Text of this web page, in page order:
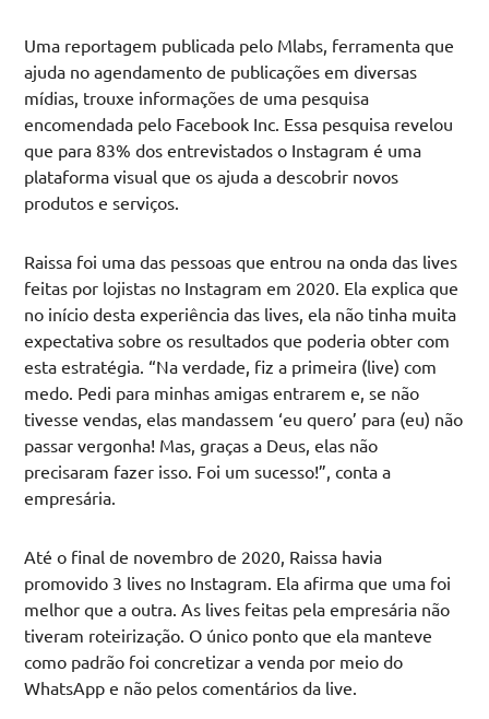
Uma reportagem publicada pelo Mlabs, ferramenta que
ajuda no agendamento de publicações em diversas
mídias, trouxe informações de uma pesquisa
encomendada pelo Facebook Inc. Essa pesquisa revelou
que para 83% dos entrevistados o Instagram é uma
plataforma visual que os ajuda a descobrir novos
produtos e serviços.
Raissa foi uma das pessoas que entrou na onda das lives
feitas por lojistas no Instagram em 2020. Ela explica que
no início desta experiência das lives, ela não tinha muita
expectativa sobre os resultados que poderia obter com
esta estratégia. “Na verdade, fiz a primeira (live) com
medo. Pedi para minhas amigas entrarem e, se não
tivesse vendas, elas mandassem ‘eu quero’ para (eu) não
passar vergonha! Mas, graças a Deus, elas não
precisaram fazer isso. Foi um sucesso!”, conta a
empresária.
Até o final de novembro de 2020, Raissa havia
promovido 3 lives no Instagram. Ela afirma que uma foi
melhor que a outra. As lives feitas pela empresária não
tiveram roteirização. O único ponto que ela manteve
como padrão foi concretizar a venda por meio do
WhatsApp e não pelos comentários da live.